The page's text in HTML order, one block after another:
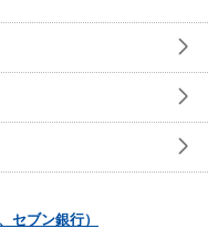
セブン銀行）